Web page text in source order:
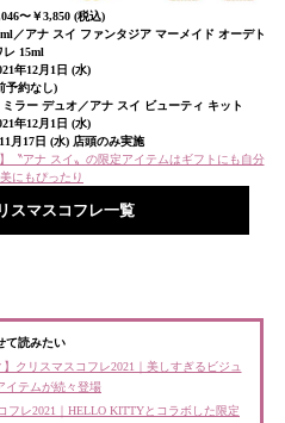
〜￥3,850 (税込)
／アナ スイ ファンタジア マーメイド オーデト
レ 15ml
年12月1日 (水)
予約なし)
ラー デュオ／アナ スイ ビューティ キット
年12月1日 (水)
月17日 (水) 店頭のみ実施
〝アナ スイ〟の限定アイテムはギフトにも自分
にもぴったり
マスコフレ一覧
て読みたい
クリスマスコフレ2021｜美しすぎるビジュ
イテムが続々登場
フレ2021｜HELLO KITTYとコラボした限定